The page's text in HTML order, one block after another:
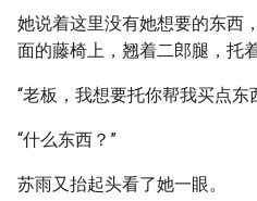
她说着这里没有她想要的东西
面的藤椅上，翘着二郎腿，托
“老板，我想要托你帮我买点东
“什么东西？”
苏雨又抬起头看了她一眼。